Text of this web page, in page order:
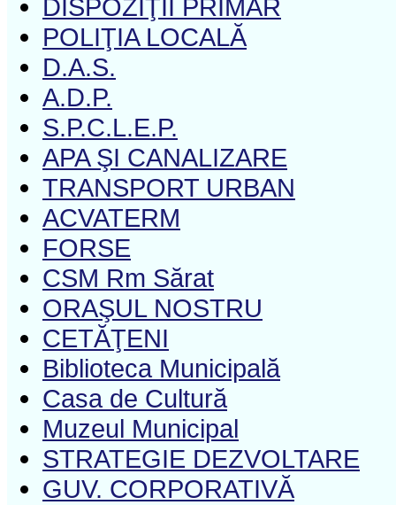
DISPOZIŢII PRIMAR
POLIŢIA LOCALĂ
D.A.S.
A.D.P.
S.P.C.L.E.P.
APA ŞI CANALIZARE
TRANSPORT URBAN
ACVATERM
FORSE
CSM Rm Sărat
ORAŞUL NOSTRU
CETĂŢENI
Biblioteca Municipală
Casa de Cultură
Muzeul Municipal
STRATEGIE DEZVOLTARE
GUV. CORPORATIVĂ